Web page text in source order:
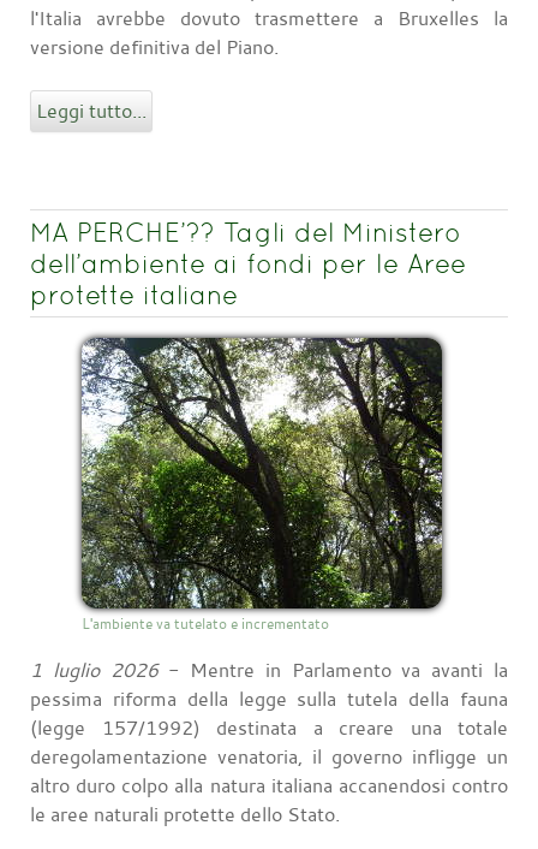
l'Italia avrebbe dovuto trasmettere a Bruxelles la
versione definitiva del Piano.
Leggi tutto...
MA PERCHE’?? Tagli del Ministero
dell’ambiente ai fondi per le Aree
protette italiane
L'ambiente va tutelato e incrementato
1 luglio 2026- Mentre in Parlamento va avanti la
pessima riforma della legge sulla tutela della fauna
(legge 157/1992) destinata a creare una totale
deregolamentazione venatoria, il governo infligge un
altro duro colpo alla natura italiana accanendosi contro
le aree naturali protette dello Stato.